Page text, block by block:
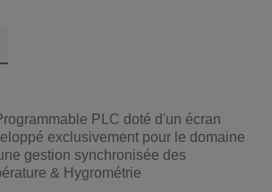
PLC doté d'un écran
exclusivement pour le domaine
gestion synchronisée des
& Hygrométrie